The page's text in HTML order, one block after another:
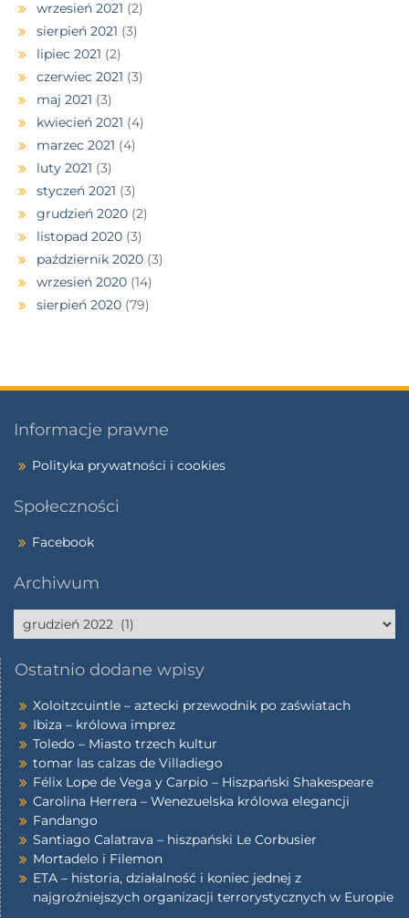
wrzesień 2021 (2)
sierpień 2021 (3)
lipiec 2021 (2)
czerwiec 2021 (3)
maj 2021 (3)
kwiecień 2021 (4)
marzec 2021 (4)
luty 2021 (3)
styczeń 2021 (3)
grudzień 2020 (2)
listopad 2020 (3)
październik 2020 (3)
wrzesień 2020 (14)
sierpień 2020 (79)
Informacje prawne
Polityka prywatności i cookies
Społeczności
Facebook
Archiwum
Archiwum
Ostatnio dodane wpisy
Xoloitzcuintle – aztecki przewodnik po zaświatach
Ibiza – królowa imprez
Toledo – Miasto trzech kultur
tomar las calzas de Villadiego
Félix Lope de Vega y Carpio – Hiszpański Shakespeare
Carolina Herrera – Wenezuelska królowa elegancji
Fandango
Santiago Calatrava – hiszpański Le Corbusier
Mortadelo i Filemon
ETA – historia, działalność i koniec jednej z
najgroźniejszych organizacji terrorystycznych w Europie